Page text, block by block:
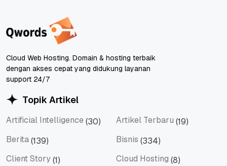
Cloud Web Hosting. Domain & hosting terbaik
dengan akses cepat yang didukung layanan
support 24/7
Topik Artikel
Artificial Intelligence (30) Artikel Terbaru (19)
Berita(139) Bisnis (334)
Client Story(1) Cloud Hosting (8)